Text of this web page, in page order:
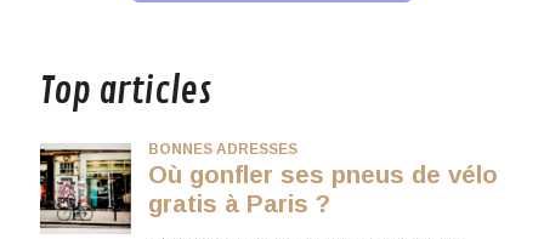
Top articles